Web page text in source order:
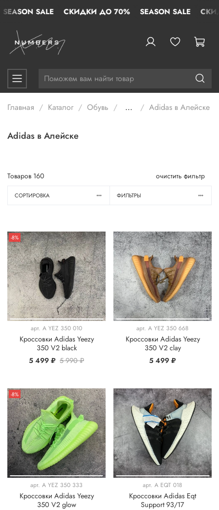
SALE СКИДКИ ДО 70% SEASON SALE
Главная Каталог Обувь ... Adidas в Алейске
Adidas в Алейске
Товаров 160 очистить фильтр
СОРТИРОВКА ФИЛЬТРЫ
-8%
арт. A YEZ 350 010
Кроссовки Adidas Yeezy
350 V2 black
5 499 ₽ 5 990 ₽
арт. A YEZ 350 668
Кроссовки Adidas Yeezy
350 V2 clay
5 499 ₽
-8%
арт. A YEZ 350 333
Кроссовки Adidas Yeezy
350 V2 glow
арт. A EQT 018
Кроссовки Adidas Eqt
Support 93/17